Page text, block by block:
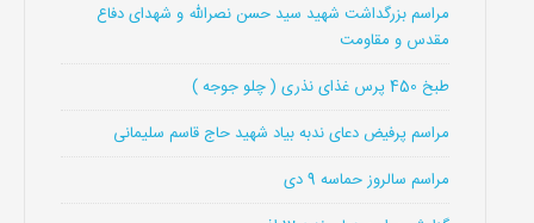
مراسم بزرگداشت شهید سید حسن نصرالله و شهدای دفاع
مقدس و مقاومت
طبخ 450 پرس غذای نذری ( چلو جوجه )
مراسم پرفیض دعای ندبه بیاد شهید حاج قاسم سلیمانی
مراسم سالروز حماسه 9 دی